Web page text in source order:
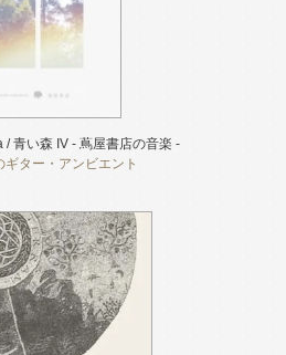
/ 青い森 IV - 蔦屋書店の音楽 -
ギター・アンビエント